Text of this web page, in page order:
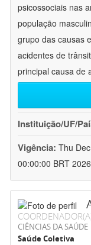
psicossociais nas
população
grupo das causas
acidentes de
principal causa de
Instituição/UF/
Vigência: Thu
00:00:00 BRT 2026
CIÊNCIAS DA SAÚDE
Saúde Coletiva